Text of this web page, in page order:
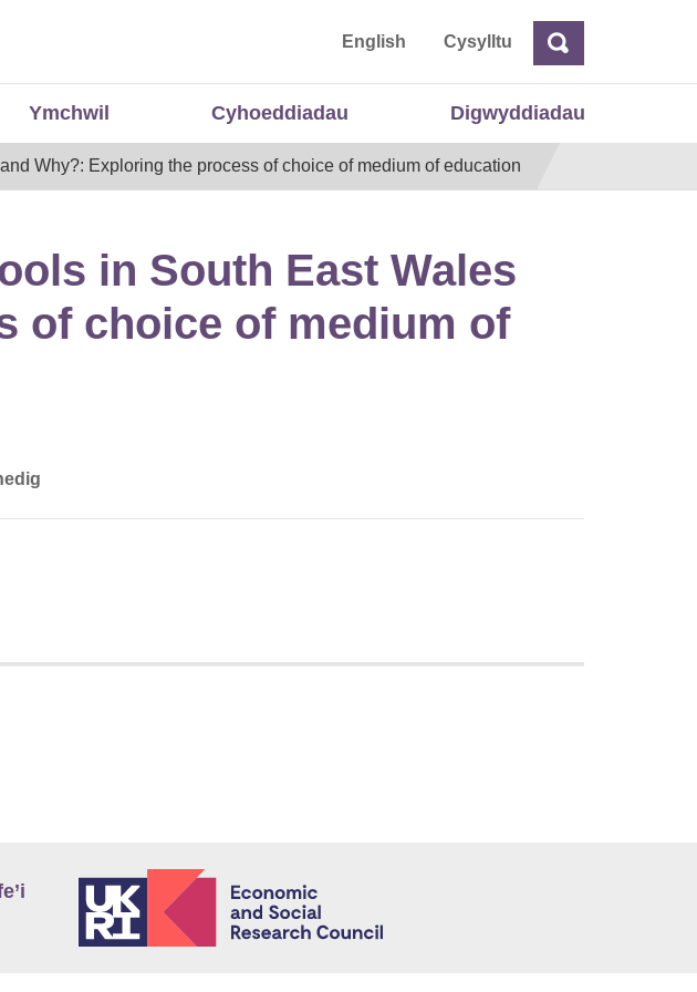
a Data Cymru English CysylltuChwilio
Ymchwil Cyhoeddiadau Digwyddiadau
Why?: Exploring the process of choice of medium of education
in South East Wales
of choice of medium of